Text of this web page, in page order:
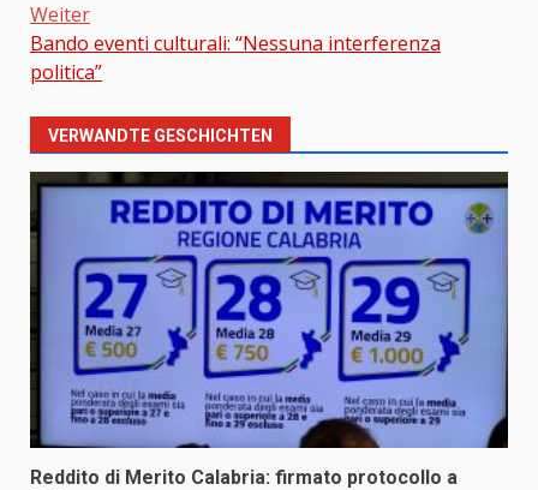
Weiter
Bando eventi culturali: “Nessuna interferenza
politica”
VERWANDTE GESCHICHTEN
Reddito di Merito Calabria: firmato protocollo a